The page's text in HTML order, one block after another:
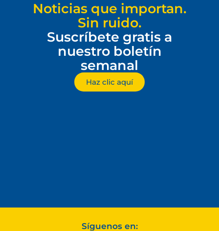
Noticias que importan.
Sin ruido.
Suscríbete gratis a
nuestro boletín
semanal
Haz clic aquí
Síguenos en: